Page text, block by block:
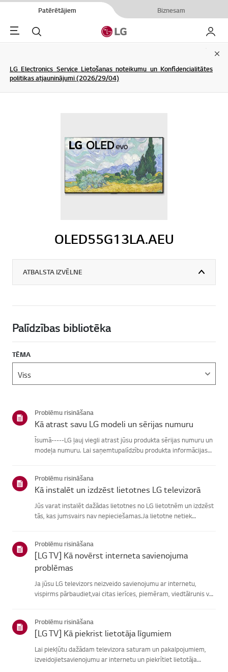
Patērētājiem Biznesam
Menu Meklēt Mans
LG Electronics Service Lietošanas noteikumu un Konfidencialitātes
politikas atjauninājumi (2026/29/04)
OLED55G13LA.AEU
ATBALSTA IZVĒLNE
Palīdzības bibliotēka
TĒMA
Problēmu risināšana
Kā atrast savu LG modeli un sērijas numuru
Īsumā-----LG ļauj viegli atrast jūsu produkta sērijas numuru un
modeļa numuru. Lai saņemtupalīdzību produkta informācijas
Problēmu risināšana
Kā instalēt un izdzēst lietotnes LG televizorā
Jūs varat instalēt dažādas lietotnes no LG lietotnēm un izdzēst
tās, kas jumsvairs nav nepieciešamas.Ja lietotne netiek
Problēmu risināšana
[LG TV] Kā novērst interneta savienojuma
problēmas
Ja jūsu LG televizors neizveido savienojumu ar internetu,
vispirms pārbaudiet,vai citas ierīces, piemēram, viedtālrunis vai
Problēmu risināšana
[LG TV] Kā piekrist lietotāja līgumiem
Lai piekļūtu dažādam televizora saturam un pakalpojumiem,
izveidojietsavienojumu ar internetu un piekrītiet lietotāja